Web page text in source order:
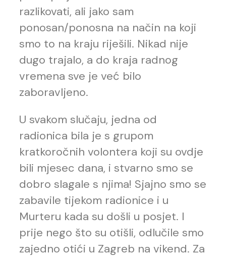
razlikovati, ali jako sam
ponosan/ponosna na način na koji
smo to na kraju riješili. Nikad nije
dugo trajalo, a do kraja radnog
vremena sve je već bilo
zaboravljeno.
U svakom slučaju, jedna od
radionica bila je s grupom
kratkoročnih volontera koji su ovdje
bili mjesec dana, i stvarno smo se
dobro slagale s njima! Sjajno smo se
zabavile tijekom radionice i u
Murteru kada su došli u posjet. I
prije nego što su otišli, odlučile smo
zajedno otići u Zagreb na vikend. Za